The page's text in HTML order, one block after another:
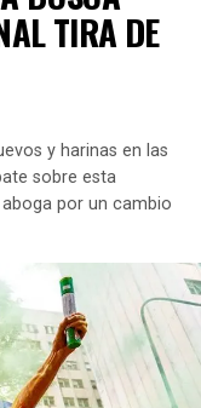
a estudiantes de
El propósito del
del
relacionados con
TIRA DE
y harinas en las
sobre esta
por un cambio